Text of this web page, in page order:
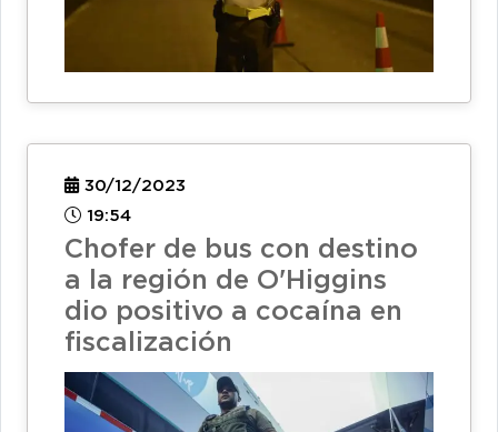
30/12/2023
19:54
Chofer de bus con destino
a la región de O'Higgins
dio positivo a cocaína en
fiscalización